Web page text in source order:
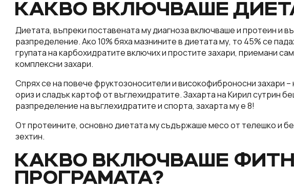
КАКВО ВКЛЮЧВАШЕ
Диетата, въпреки поставената му диагноза включваше и протеин и
разпределение. Ако 10% бяха мазнините в диетата му, то 45% се
групата на карбохидратите включих и простите захари, приемани
комплексни захари.
Спрях се на повече фруктозоносители и високофиброносни захари
ориз и сладък картоф от въглехидратите. Захарта на Кирил сутрин
разпределение на въглехидратите и спорта, захарта му е 8!
От протеините, основно диетата му съдържаше месо от телешко и
зехтин.
КАКВО ВКЛЮЧВАШЕ
ПРОГРАМАТА?